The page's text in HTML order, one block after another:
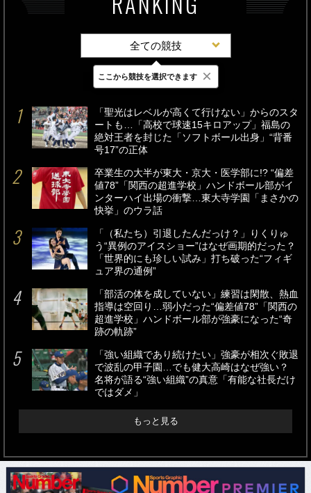
全ての競技
最新 24時間 週間
「聖光はレベルが高くて行けない」からのスタ
ートも…「高校で球速15キロアップ」福島の
絶対王者を封じた「ソフトボール出身」“背番
号17”の正体
卒業生の大半が東大・京大・医学部に!? “偏差
値78”「関西の超進学校」ハンドボール部がイ
ンターハイ出場の衝撃…東大寺学園「まさかの
快挙」のウラ話
「（私たち）引退したんだっけ？」りくりゅ
う“異例のアイスショー”はなぜ画期的だった？
「世界的にも珍しい試み」打ち破った“フィギ
ュア界の通例”
「部活の体を成していない」練習は閑散、熱血
指導は空回り…弱小だった“偏差値78”「関西の
超進学校」ハンドボール部が強豪になった“奇
跡の軌跡”
「強い組織であり続けたい」強豪が相次ぐ敗退
で波乱の甲子園…でも健大高崎はなぜ強い？
名将が語る“強い組織”の真意「有能な社長だけ
ではダメ」
もっと見る
ここから競技を選択できます ×